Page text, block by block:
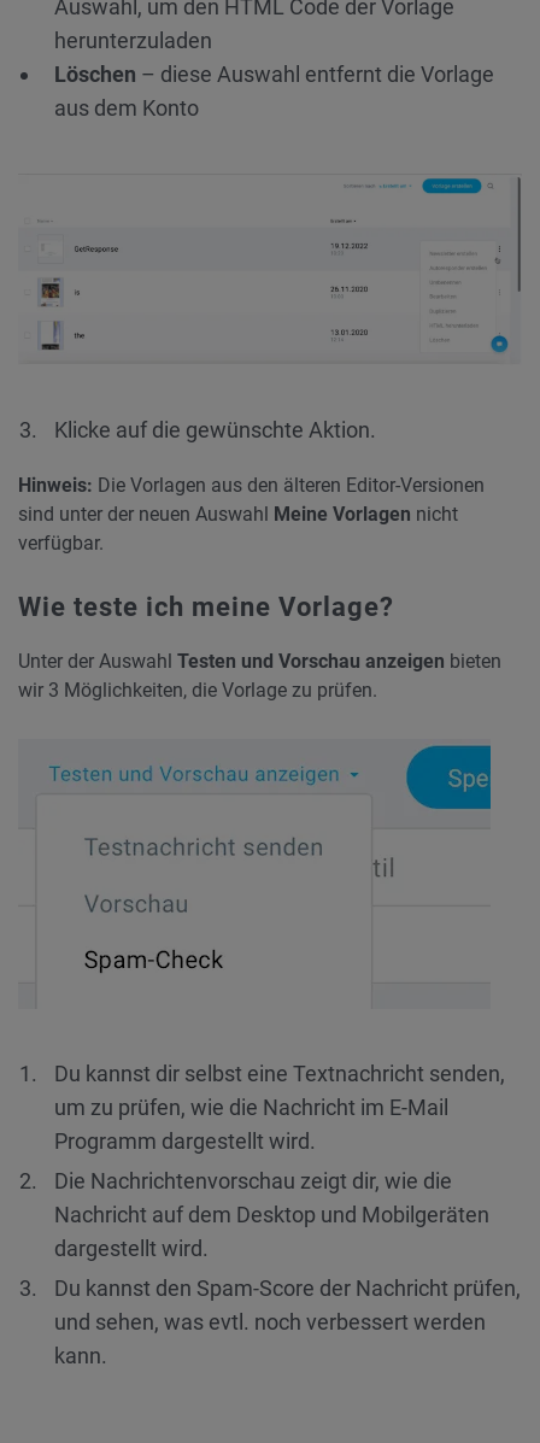
Auswahl, um den HTML Code der Vorlage
herunterzuladen
Löschen – diese Auswahl entfernt die Vorlage
aus dem Konto
Klicke auf die gewünschte Aktion.
Hinweis: Die Vorlagen aus den älteren Editor-Versionen
sind unter der neuen Auswahl Meine Vorlagen nicht
verfügbar.
Wie teste ich meine Vorlage?
Unter der Auswahl Testen und Vorschau anzeigen bieten
wir 3 Möglichkeiten, die Vorlage zu prüfen.
Du kannst dir selbst eine Textnachricht senden,
um zu prüfen, wie die Nachricht im E-Mail
Programm dargestellt wird.
Die Nachrichtenvorschau zeigt dir, wie die
Nachricht auf dem Desktop und Mobilgeräten
dargestellt wird.
Du kannst den Spam-Score der Nachricht prüfen,
und sehen, was evtl. noch verbessert werden
kann.